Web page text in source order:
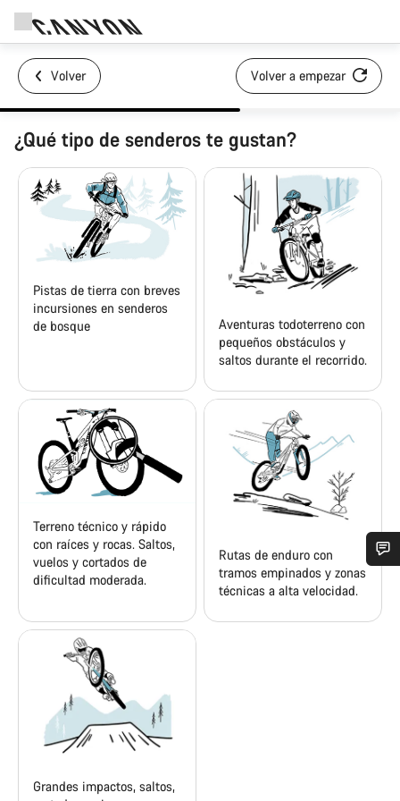
Volver Volver a empezar
¿Qué tipo de senderos te gustan?
Pistas de tierra con breves
incursiones en senderos
de bosque
Aventuras todoterreno con
pequeños obstáculos y
saltos durante el recorrido.
Terreno técnico y rápido
con raíces y rocas. Saltos,
vuelos y cortados de
dificultad moderada.
Rutas de enduro con
tramos empinados y zonas
técnicas a alta velocidad.
Grandes impactos, saltos,
¿Necesitas ayuda?
Nuestros expertos estarán encantados de responder a tus
preguntas.